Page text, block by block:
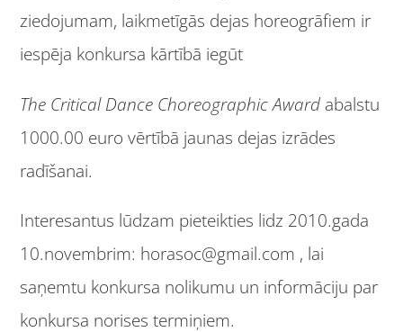
ziedojumam, laikmetīgās dejas horeogrāfiem ir
iespēja konkursa kārtībā iegūt
The Critical Dance Choreographic Award abalstu
1000.00 euro vērtībā jaunas dejas izrādes
radīšanai.
Interesantus lūdzam pieteikties lidz 2010.gada
10.novembrim: horasoc@gmail.com , lai
saņemtu konkursa nolikumu un informāciju par
konkursa norises termiņiem.